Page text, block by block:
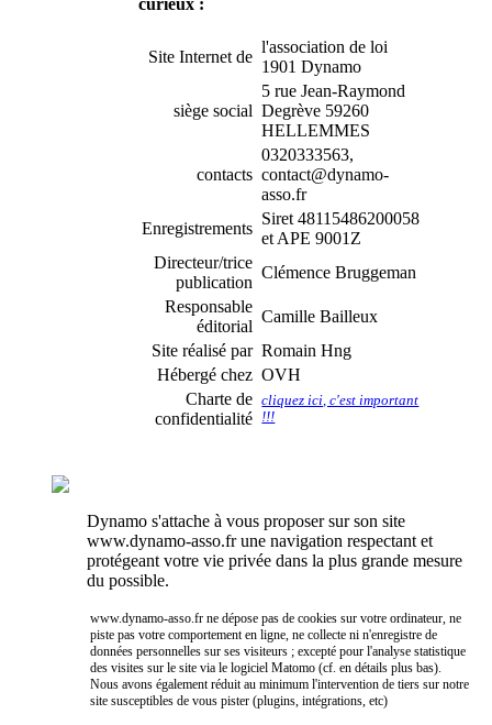
curieux :
Site Internet de
l'association de loi
1901 Dynamo
siège social
5 rue Jean-Raymond
Degrève 59260
HELLEMMES
contacts
0320333563,
contact@dynamo-
asso.fr
Enregistrements
Siret 48115486200058
et APE 9001Z
Directeur/trice
publication
Clémence Bruggeman
Responsable
éditorial
Camille Bailleux
Site réalisé par Romain Hng
Hébergé chez OVH
Charte de
confidentialité
cliquez ici, c'est important
!!!
Dynamo s'attache à vous proposer sur son site
www.dynamo-asso.fr une navigation respectant et
protégeant votre vie privée dans la plus grande mesure
du possible.
www.dynamo-asso.fr ne dépose pas de cookies sur votre ordinateur, ne
piste pas votre comportement en ligne, ne collecte ni n'enregistre de
données personnelles sur ses visiteurs ; excepté pour l'analyse statistique
des visites sur le site via le logiciel Matomo (cf. en détails plus bas).
Nous avons également réduit au minimum l'intervention de tiers sur notre
site susceptibles de vous pister (plugins, intégrations, etc)